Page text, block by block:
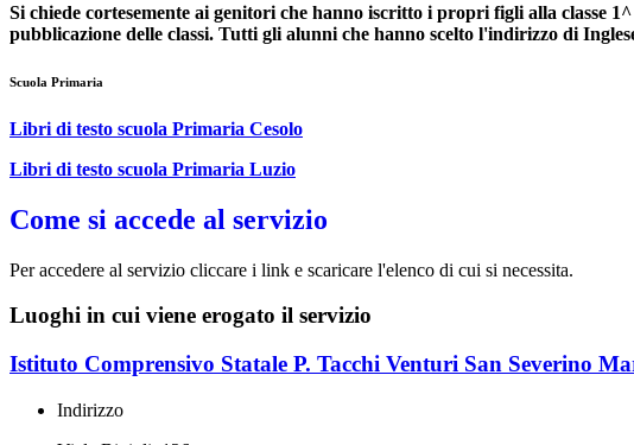
Si chiede cortesemente ai genitori che hanno iscritto i propri figli alla classe
pubblicazione delle classi. Tutti gli alunni che hanno scelto l'indirizzo di
Scuola Primaria
Libri di testo scuola Primaria Cesolo
Libri di testo scuola Primaria Luzio
Come si accede al servizio
Per accedere al servizio cliccare i link e scaricare l'elenco di cui si necessita.
Luoghi in cui viene erogato il servizio
Istituto Comprensivo Statale P. Tacchi Venturi San Severino
Indirizzo